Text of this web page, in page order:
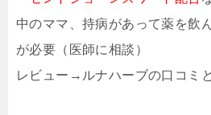
中のママ、持病があって薬を飲
が必要（医師に相談）
レビュー→ルナハーブの口コミ